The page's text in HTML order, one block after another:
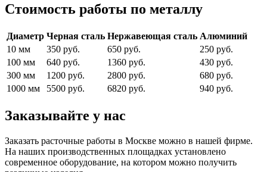
Стоимость работы по металлу
Диаметр Черная сталь Нержавеющая сталь Алюминий
10 мм
350 руб. 650 руб.
250 руб.
100 мм
640 руб. 1360 руб.
430 руб.
300 мм
1200 руб. 2800 руб.
680 руб.
1000 мм
5500 руб. 6820 руб. 940 руб.
Заказывайте у нас
Заказать расточные работы в Москве можно в нашей фирме.
На наших производственных площадках установлено
современное оборудование, на котором можно получить